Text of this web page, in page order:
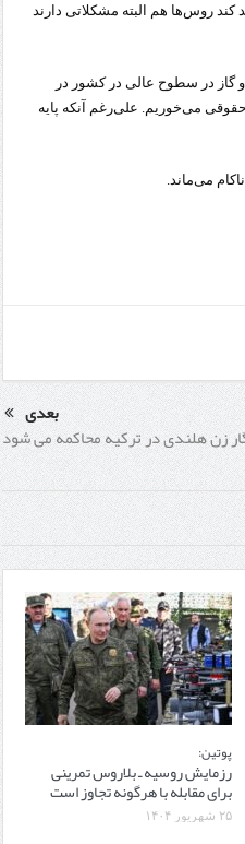
روس‌ها هم البته مشکلاتی دارند
گاز در سطوح عالی در کشور در
می‌خوریم. علی‌رغم آنکه پایه
می‌ماند.
بعدی
زن هلندی در ترکیه محاکمه می شود
پوتین:
رزمایش روسیه ـ بلاروس تمرینی
برای مقابله با هرگونه تجاوز است
۲۵ شهریور ۱۴۰۴